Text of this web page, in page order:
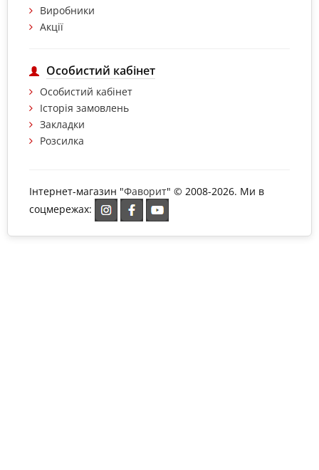
Виробники
Акції
Особистий кабінет
Особистий кабінет
Історія замовлень
Закладки
Розсилка
Інтернет-магазин "Фаворит" © 2008-2026. Ми в
соцмережах: